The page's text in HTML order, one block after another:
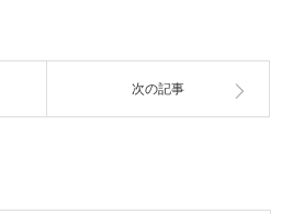
次の記事